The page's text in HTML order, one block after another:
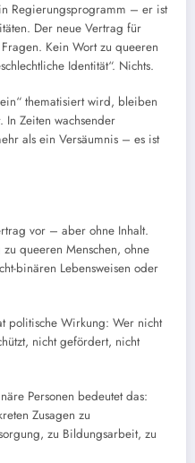
Regierungsprogramm – er ist
Der neue Vertrag für
Kein Wort zu queeren
Identität“. Nichts.
thematisiert wird, bleiben
In Zeiten wachsender
als ein Versäumnis – es ist
vor – aber ohne Inhalt.
queeren Menschen, ohne
binären Lebensweisen oder
politische Wirkung: Wer nicht
nicht gefördert, nicht
Personen bedeutet das:
Zusagen zu
zu Bildungsarbeit, zu